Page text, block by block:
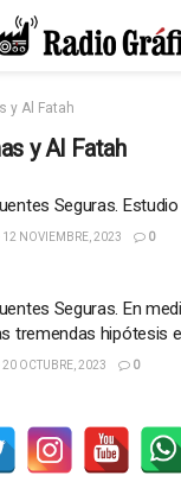
y Al Fatah
y Al Fatah
Seguras.
12 NOVIEMBRE, 2023 0
Seguras. En
tremendas hipótesis
20 OCTUBRE, 2023 0